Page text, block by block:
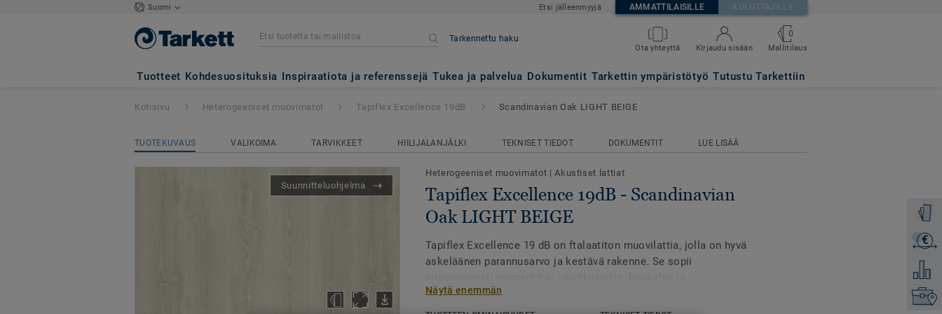
Suomi Etsi jälleenmyyjä AMMATTILAISILLE KULUTTAJILLE
Tarkennettu haku
Ota yhteyttä Kirjaudu sisään
0
Mallitilaus
Tuotteet Kohdesuosituksia Inspiraatiota ja referenssejä Tukea ja palvelua Dokumentit Tarkettin ympäristötyö Tutustu Tarkettiin
Tapiflex Excellence 19dB - Scandinavian Oak LIGHT BEIGE
Tilaa
€
Lisää
Etsi
Kotisivu Heterogeeniset muovimatot Tapiflex Excellence 19dB Scandinavian Oak LIGHT BEIGE
TUOTEKUVAUS VALIKOIMA TARVIKKEET HIILIJALANJÄLKI TEKNISET TIEDOT DOKUMENTIT LUE LISÄÄ
Suunnitteluohjelma
Heterogeeniset muovimatot |Akustiset lattiat
Tapiflex Excellence 19dB - Scandinavian
Oak LIGHT BEIGE
Tapiflex Excellence 19 dB on ftalaatiton muovilattia, jolla on hyvä
askeläänen parannusarvo ja kestävä rakenne. Se sopii
hoivakoteihin, joissa ääni- ja työympäristö on keskeisessä
asemassa.
Näytä enemmän